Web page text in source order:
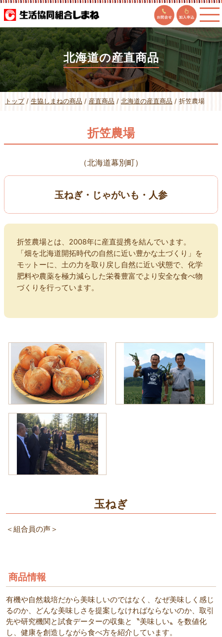
このページの本文へ
北海道の産直商品
現
トップ/ 生協しまねの商品 / 産直商品 / 北海道の産直商品 / 折笠農場
折笠農場
（北海道幕別町）
玉ねぎ・じゃがいも・人参
折笠農場とは、2008年に産直提携を結んでいます。
「畑を北海道開拓時代の自然に近い豊かな土づくり」を
モットーに、土の力を取り戻し自然に近い状態で、化学
肥料や農薬を極力減らした栄養豊富でより安全な食べ物
づくりを行っています。
玉ねぎ
＜組合員の声＞
商品情報
有機や自然栽培だから美味しいのではなく、なぜ美味しく感じ
るのか、どんな美味しさを提案しなければならないのか、取引
先や研究機関と試食データーの収集と〝美味しい〟を数値化
し、健康を創造しながら食べ方を紹介しています。